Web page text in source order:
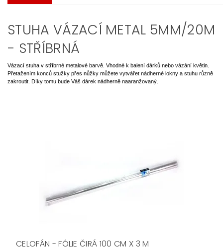
STUHA VÁZACÍ METAL 5MM/20M
- STŘÍBRNÁ
Vázací stuha v stříbrné metalové barvě. Vhodné k balení dárků nebo vázání květin.
Přetažením konců stužky přes nůžky můžete vytvářet nádherné lokny a stuhu různě
zakroutit. Díky tomu bude Váš dárek nádherně naaranžovaný.
CELOFÁN - FÓLIE ČIRÁ 100 CM X 3 M